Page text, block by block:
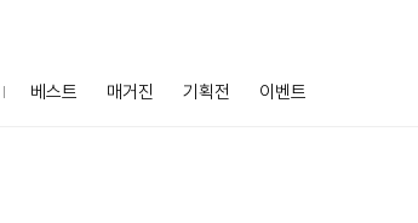
베스트 매거진 기획전 이벤트